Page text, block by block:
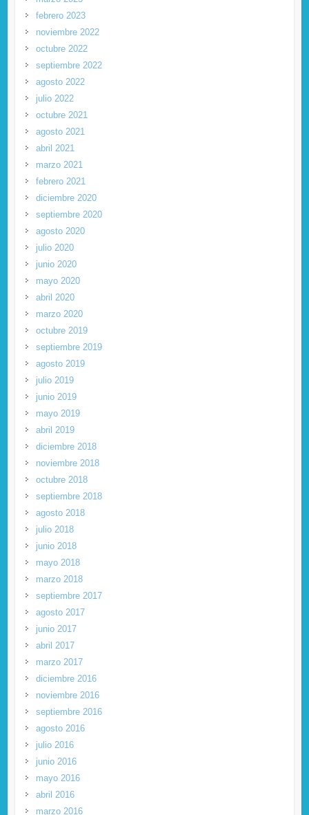
febrero 2023
noviembre 2022
octubre 2022
septiembre 2022
agosto 2022
julio 2022
octubre 2021
agosto 2021
abril 2021
marzo 2021
febrero 2021
diciembre 2020
septiembre 2020
agosto 2020
julio 2020
junio 2020
mayo 2020
abril 2020
marzo 2020
octubre 2019
septiembre 2019
agosto 2019
julio 2019
junio 2019
mayo 2019
abril 2019
diciembre 2018
noviembre 2018
octubre 2018
septiembre 2018
agosto 2018
julio 2018
junio 2018
mayo 2018
marzo 2018
septiembre 2017
agosto 2017
junio 2017
abril 2017
marzo 2017
diciembre 2016
noviembre 2016
septiembre 2016
agosto 2016
julio 2016
junio 2016
mayo 2016
abril 2016
marzo 2016